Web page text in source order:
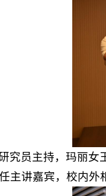
究员主持，玛丽女
主讲嘉宾，校内外